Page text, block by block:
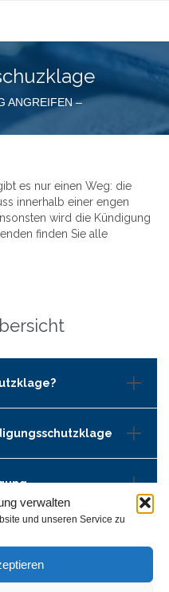
verwalten
und unseren Service zu
ANGREIFEN –
es nur einen Weg: die
innerhalb einer engen
wird die Kündigung
finden Sie alle
Arbeitsrecht tun?